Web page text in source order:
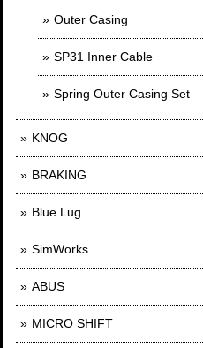
Outer Casing
SP31 Inner Cable
Spring Outer Casing Set
KNOG
BRAKING
Blue Lug
SimWorks
ABUS
MICRO SHIFT